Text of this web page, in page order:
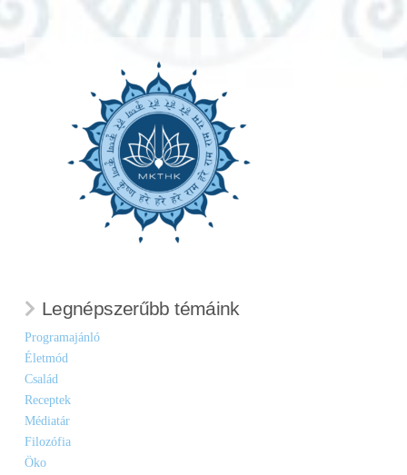
Legnépszerűbb témáink
Programajánló
Életmód
Család
Receptek
Médiatár
Filozófia
Öko